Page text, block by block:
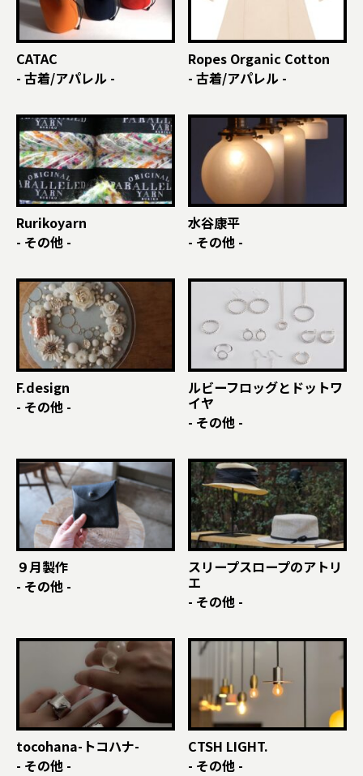
CATAC
- 古着/アパレル -
Ropes Organic Cotton
- 古着/アパレル -
Rurikoyarn
- その他 -
水谷康平
- その他 -
F.design
- その他 -
ルビーフロッグとドットワ
イヤ
- その他 -
９月製作
- その他 -
スリープスロープのアトリ
エ
- その他 -
tocohana-トコハナ-
- その他 -
CTSH LIGHT.
- その他 -